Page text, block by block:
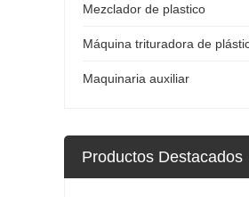
Mezclador de plastico
Máquina trituradora de
Maquinaria auxiliar
Productos Destacados